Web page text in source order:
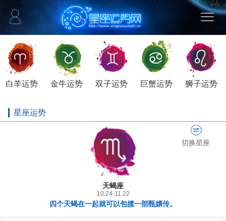
白羊运势 金牛运势 双子运势 巨蟹运势 狮子运势
星座运势
切换星座
天蝎座
10.24-11.22
四个天蝎在一起就可以包揽一部甄嬛传。